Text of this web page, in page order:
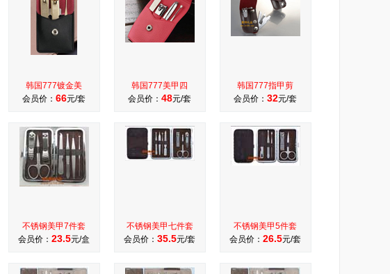
韩国777镀金美
会员价： 66元/套
韩国777美甲四
会员价： 48元/套
韩国777指甲剪
会员价： 32元/套
不锈钢美甲7件套
会员价： 23.5元/盒
不锈钢美甲七件套
会员价： 35.5元/套
不锈钢美甲5件套
会员价： 26.5元/套